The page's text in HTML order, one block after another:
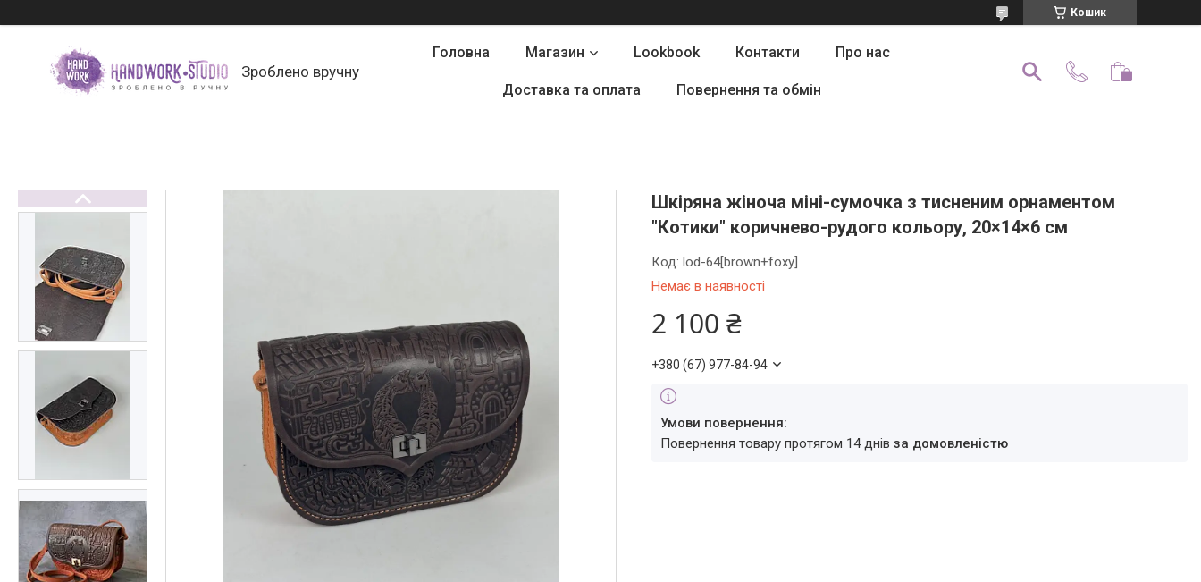
Кошик
Зроблено вручну
Головна Магазин Lookbook Контакти Про нас
Доставка та оплата Повернення та обмін
Шкіряна жіноча міні-сумочка з тисненим орнаментом
"Котики" коричнево-рудого кольору, 20×14×6 см
Немає в наявності
Код:lod-64[brown+foxy]
2 100 ₴
+380 (67) 977-84-94
повернення товару протягом 14 днівза домовленістю